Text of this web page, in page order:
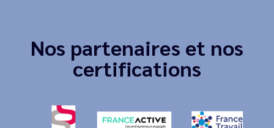
Nos partenaires et nos
certifications